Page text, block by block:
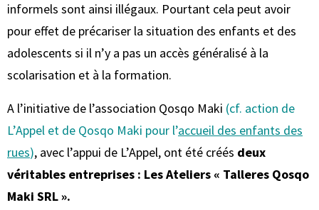
informels sont ainsi illégaux. Pourtant cela peut avoir
pour effet de précariser la situation des enfants et des
adolescents si il n’y a pas un accès généralisé à la
scolarisation et à la formation.
A l’initiative de l’association Qosqo Maki (cf. action de
L’Appel et de Qosqo Maki pour l’accueil des enfants des
rues), avec l’appui de L’Appel, ont été créés deux
véritables entreprises : Les Ateliers « Talleres Qosqo
Maki SRL ».